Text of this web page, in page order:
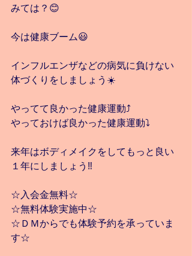
みては？😊
今は健康ブーム😃
インフルエンザなどの病気に負けない
体づくりをしましょう☀️
やってて良かった健康運動⤴️
やっておけば良かった健康運動⤵️
来年はボディメイクをしてもっと良い
１年にしましょう‼️
☆入会金無料☆
☆無料体験実施中☆
☆ＤＭからでも体験予約を承っていま
す☆